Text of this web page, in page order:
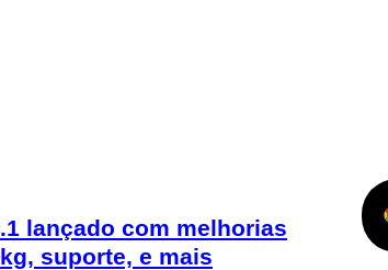
lançado com melhorias
suporte, e mais